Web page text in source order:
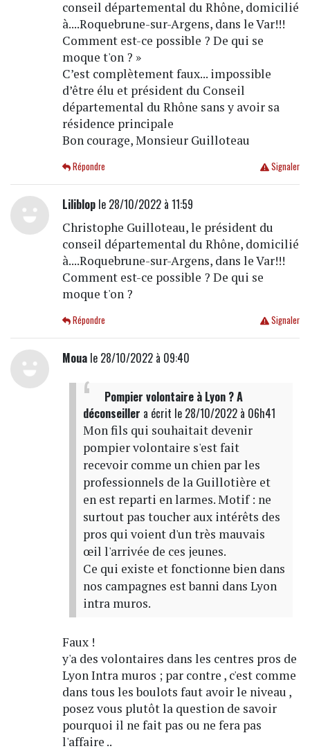
conseil départemental du Rhône, domicilié
à....Roquebrune-sur-Argens, dans le Var!!!
Comment est-ce possible ? De qui se
moque t'on ? »
C’est complètement faux... impossible
d’être élu et président du Conseil
départemental du Rhône sans y avoir sa
résidence principale
Bon courage, Monsieur Guilloteau
Signaler
Répondre
Liliblople 28/10/2022 à 11:59
Christophe Guilloteau, le président du
conseil départemental du Rhône, domicilié
à....Roquebrune-sur-Argens, dans le Var!!!
Comment est-ce possible ? De qui se
moque t'on ?
Signaler
Répondre
Mouale 28/10/2022 à 09:40
Pompier volontaire à Lyon ? A
déconseiller a écrit le 28/10/2022 à 06h41
Mon fils qui souhaitait devenir
pompier volontaire s'est fait
recevoir comme un chien par les
professionnels de la Guillotière et
en est reparti en larmes. Motif : ne
surtout pas toucher aux intérêts des
pros qui voient d'un très mauvais
œil l'arrivée de ces jeunes.
Ce qui existe et fonctionne bien dans
nos campagnes est banni dans Lyon
intra muros.
Faux !
y'a des volontaires dans les centres pros de
Lyon Intra muros ; par contre , c'est comme
dans tous les boulots faut avoir le niveau ,
posez vous plutôt la question de savoir
pourquoi il ne fait pas ou ne fera pas
l'affaire ..